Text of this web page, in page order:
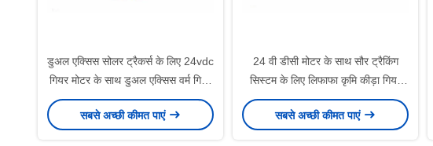
डुअल एक्सिस सोलर ट्रैकर्स के लिए 24vdc
गियर मोटर के साथ डुअल एक्सिस वर्म गियर
स्लीव ड्राइव
सबसे अच्छी कीमत पाएं
24 वी डीसी मोटर के साथ सौर ट्रैकिंग
सिस्टम के लिए लिफाफा कृमि कीड़ा गियर
स्लीविंग ड्राइव
सबसे अच्छी कीमत पाएं